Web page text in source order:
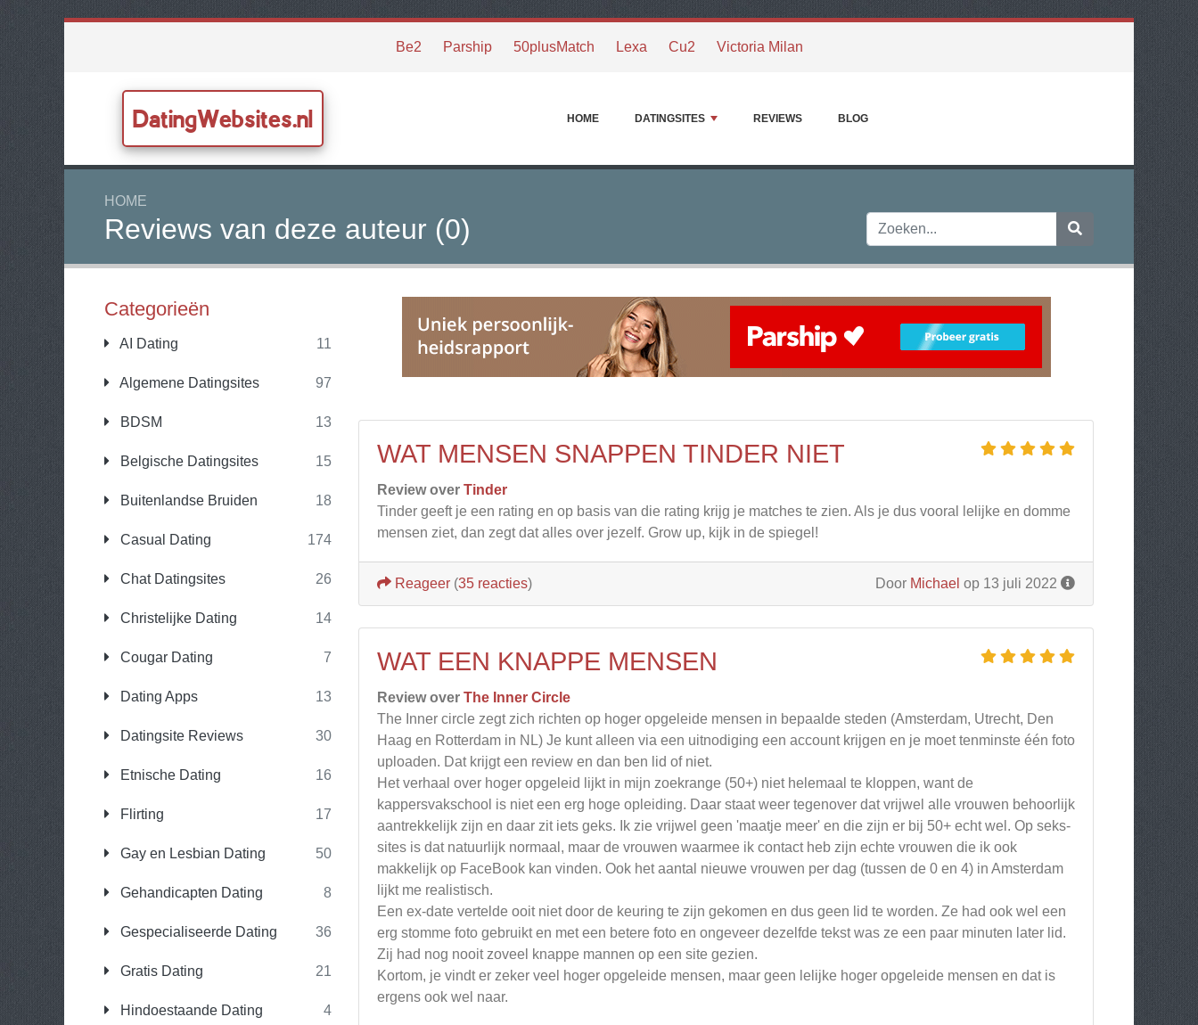
Be2 Parship 50plusMatch Lexa Cu2 Victoria Milan
DatingWebsites.nl HOME DATINGSITES REVIEWS BLOG
HOME
Reviews van deze auteur (0)
Categorieën
AI Dating 11
Algemene Datingsites 97
BDSM 13
Belgische Datingsites 15
Buitenlandse Bruiden 18
Casual Dating 174
Chat Datingsites 26
Christelijke Dating 14
Cougar Dating 7
Dating Apps 13
Datingsite Reviews 30
Etnische Dating 16
Flirting 17
Gay en Lesbian Dating 50
Gehandicapten Dating 8
Gespecialiseerde Dating 36
Gratis Dating 21
Hindoestaande Dating 4
WAT MENSEN SNAPPEN TINDER NIET
Review over Tinder
Tinder geeft je een rating en op basis van die rating krijg je matches te zien. Als je dus vooral lelijke en domme
mensen ziet, dan zegt dat alles over jezelf. Grow up, kijk in de spiegel!
Door Michael op 13 juli 2022
Reageer (35 reacties)
WAT EEN KNAPPE MENSEN
Review over The Inner Circle
The Inner circle zegt zich richten op hoger opgeleide mensen in bepaalde steden (Amsterdam, Utrecht, Den
Haag en Rotterdam in NL) Je kunt alleen via een uitnodiging een account krijgen en je moet tenminste één foto
uploaden. Dat krijgt een review en dan ben lid of niet.
Het verhaal over hoger opgeleid lijkt in mijn zoekrange (50+) niet helemaal te kloppen, want de
kappersvakschool is niet een erg hoge opleiding. Daar staat weer tegenover dat vrijwel alle vrouwen behoorlijk
aantrekkelijk zijn en daar zit iets geks. Ik zie vrijwel geen 'maatje meer' en die zijn er bij 50+ echt wel. Op seks-
sites is dat natuurlijk normaal, maar de vrouwen waarmee ik contact heb zijn echte vrouwen die ik ook
makkelijk op FaceBook kan vinden. Ook het aantal nieuwe vrouwen per dag (tussen de 0 en 4) in Amsterdam
lijkt me realistisch.
Een ex-date vertelde ooit niet door de keuring te zijn gekomen en dus geen lid te worden. Ze had ook wel een
erg stomme foto gebruikt en met een betere foto en ongeveer dezelfde tekst was ze een paar minuten later lid.
Zij had nog nooit zoveel knappe mannen op een site gezien.
Kortom, je vindt er zeker veel hoger opgeleide mensen, maar geen lelijke hoger opgeleide mensen en dat is
ergens ook wel naar.